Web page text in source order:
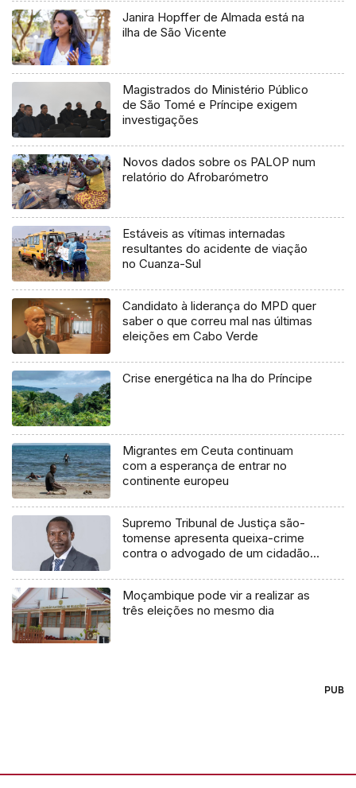
Janira Hopffer de Almada está na
ilha de São Vicente
Magistrados do Ministério Público
de São Tomé e Príncipe exigem
investigações
Novos dados sobre os PALOP num
relatório do Afrobarómetro
Estáveis as vítimas internadas
resultantes do acidente de viação
no Cuanza-Sul
Candidato à liderança do MPD quer
saber o que correu mal nas últimas
eleições em Cabo Verde
Crise energética na lha do Príncipe
Migrantes em Ceuta continuam
com a esperança de entrar no
continente europeu
Supremo Tribunal de Justiça são-
tomense apresenta queixa-crime
contra o advogado de um cidadão
Moçambique pode vir a realizar as
três eleições no mesmo dia
PUB